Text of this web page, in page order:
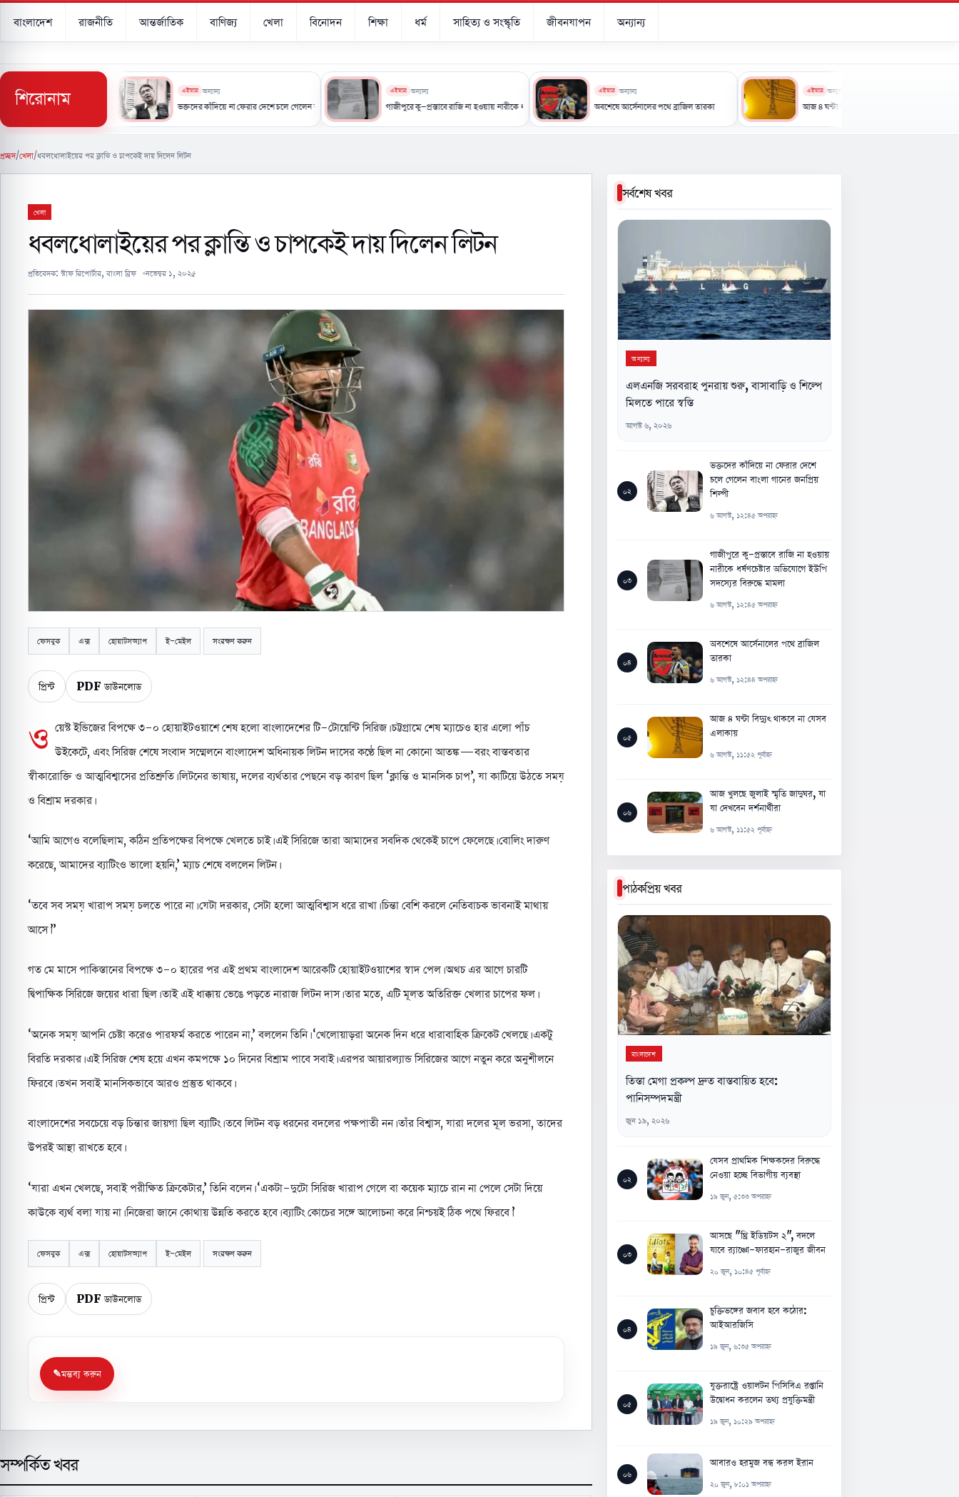
বাংলাদেশ রাজনীতি আন্তর্জাতিক বাণিজ্য খেলা বিনোদন শিক্ষা ধর্ম সাহিত্য ও সংস্কৃতি জীবনযাপন অন্যান্য
শিরোনাম
বাসাবাড়ি ও শিল্পে মিলতে পারে স্বস্তি
এইমাত্র অন্যান্য
ভক্তদের কাঁদিয়ে না ফেরার দেশে চলে গেলেন বাংলা গানের জনপ্রিয় শিল্পী
এইমাত্র অন্যান্য
গাজীপুরে কু-প্রস্তাবে রাজি না হওয়ায় নারীকে ধর্ষণচেষ্টার অভিযোগে ইউপি সদস্যের বিরুদ্ধে মামলা
এইমাত্র
অবশেষে আর্সেনালের পথে ব্রাজিল তারকা
এইমাত্র অন্যান্য
আজ ৪ ঘণ্টা বিদ্যুৎ থাকবে না যেসব এলাকায়
প্রচ্ছদ/খেলা/ধবলধোলাইয়ের পর ক্লান্তি ও চাপকেই দায় দিলেন লিটন
খেলা
ধবলধোলাইয়ের পর ক্লান্তি ও চাপকেই দায় দিলেন লিটন
প্রতিবেদক: স্টাফ রিপোর্টার, বাংলা ব্রিফ নভেম্বর ১, ২০২৫
ফেসবুক এক্স হোয়াটসঅ্যাপ ই-মেইল সংরক্ষণ করুন
প্রিন্ট PDF ডাউনলোড
ও য়েস্ট ইন্ডিজের বিপক্ষে ৩-০ হোয়াইটওয়াশে শেষ হলো বাংলাদেশের টি-টোয়েন্টি সিরিজ। চট্টগ্রামে শেষ ম্যাচেও হার এলো পাঁচ
উইকেটে, এবং সিরিজ শেষে সংবাদ সম্মেলনে বাংলাদেশ অধিনায়ক লিটন দাসের কণ্ঠে ছিল না কোনো আতঙ্ক—বরং বাস্তবতার
স্বীকারোক্তি ও আত্মবিশ্বাসের প্রতিশ্রুতি। লিটনের ভাষায়, দলের ব্যর্থতার পেছনে বড় কারণ ছিল ‘ক্লান্তি ও মানসিক চাপ’, যা কাটিয়ে উঠতে সময়
ও বিশ্রাম দরকার।
‘আমি আগেও বলেছিলাম, কঠিন প্রতিপক্ষের বিপক্ষে খেলতে চাই। এই সিরিজে তারা আমাদের সবদিক থেকেই চাপে ফেলেছে। বোলিং দারুণ
করেছে, আমাদের ব্যাটিংও ভালো হয়নি,’ ম্যাচ শেষে বললেন লিটন।
‘তবে সব সময় খারাপ সময় চলতে পারে না। যেটা দরকার, সেটা হলো আত্মবিশ্বাস ধরে রাখা। চিন্তা বেশি করলে নেতিবাচক ভাবনাই মাথায়
আসে।”
গত মে মাসে পাকিস্তানের বিপক্ষে ৩-০ হারের পর এই প্রথম বাংলাদেশ আরেকটি হোয়াইটওয়াশের স্বাদ পেল। অথচ এর আগে চারটি
দ্বিপাক্ষিক সিরিজে জয়ের ধারা ছিল। তাই এই ধাক্কায় ভেঙে পড়তে নারাজ লিটন দাস। তার মতে, এটি মূলত অতিরিক্ত খেলার চাপের ফল।
‘অনেক সময় আপনি চেষ্টা করেও পারফর্ম করতে পারেন না,’ বললেন তিনি। ‘খেলোয়াড়রা অনেক দিন ধরে ধারাবাহিক ক্রিকেট খেলছে। একটু
বিরতি দরকার। এই সিরিজ শেষ হয়ে এখন কমপক্ষে ১০ দিনের বিশ্রাম পাবে সবাই। এরপর আয়ারল্যান্ড সিরিজের আগে নতুন করে অনুশীলনে
ফিরবে। তখন সবাই মানসিকভাবে আরও প্রস্তুত থাকবে।
বাংলাদেশের সবচেয়ে বড় চিন্তার জায়গা ছিল ব্যাটিং। তবে লিটন বড় ধরনের বদলের পক্ষপাতী নন। তাঁর বিশ্বাস, যারা দলের মূল ভরসা, তাদের
উপরই আস্থা রাখতে হবে।
‘যারা এখন খেলছে, সবাই পরীক্ষিত ক্রিকেটার,’ তিনি বলেন। ‘একটা-দুটো সিরিজ খারাপ গেলে বা কয়েক ম্যাচে রান না পেলে সেটা দিয়ে
কাউকে ব্যর্থ বলা যায় না। নিজেরা জানে কোথায় উন্নতি করতে হবে। ব্যাটিং কোচের সঙ্গে আলোচনা করে নিশ্চয়ই ঠিক পথে ফিরবে।’
ফেসবুক এক্স হোয়াটসঅ্যাপ ই-মেইল সংরক্ষণ করুন
প্রিন্ট PDF ডাউনলোড
মন্তব্য করুন
সম্পর্কিত খবর
সর্বশেষ খবর
অন্যান্য
এলএনজি সরবরাহ পুনরায় শুরু, বাসাবাড়ি ও শিল্পে
মিলতে পারে স্বস্তি
আগস্ট ৬, ২০২৬
০২
ভক্তদের কাঁদিয়ে না ফেরার দেশে
চলে গেলেন বাংলা গানের জনপ্রিয়
শিল্পী
৬ আগস্ট, ১২:৪৫ অপরাহ্ন
০৩
গাজীপুরে কু-প্রস্তাবে রাজি না হওয়ায়
নারীকে ধর্ষণচেষ্টার অভিযোগে ইউপি
সদস্যের বিরুদ্ধে মামলা
৬ আগস্ট, ১২:৪৫ অপরাহ্ন
০৪
অবশেষে আর্সেনালের পথে ব্রাজিল
তারকা
৬ আগস্ট, ১২:৪৪ অপরাহ্ন
০৫
আজ ৪ ঘণ্টা বিদ্যুৎ থাকবে না যেসব
এলাকায়
৬ আগস্ট, ১১:৫২ পূর্বাহ্ন
০৬
আজ খুলছে জুলাই স্মৃতি জাদুঘর, যা
যা দেখবেন দর্শনার্থীরা
৬ আগস্ট, ১১:৫২ পূর্বাহ্ন
পাঠকপ্রিয় খবর
বাংলাদেশ
তিস্তা মেগা প্রকল্প দ্রুত বাস্তবায়িত হবে:
পানিসম্পদমন্ত্রী
জুন ১৯, ২০২৬
০২
যেসব প্রাথমিক শিক্ষকদের বিরুদ্ধে
নেওয়া হচ্ছে বিভাগীয় ব্যবস্থা
১৯ জুন, ৫:৩৩ অপরাহ্ন
০৩
আসছে "থ্রি ইডিয়টস ২", বদলে
যাবে র‍্যাঞ্চো-ফারহান-রাজুর জীবন
২০ জুন, ১০:৪৫ পূর্বাহ্ন
০৪
চুক্তিভঙ্গের জবাব হবে কঠোর:
আইআরজিসি
১৯ জুন, ৬:৩৫ অপরাহ্ন
০৫
যুক্তরাষ্ট্রে ওয়ালটন পিসিবিএ রপ্তানি
উদ্বোধন করলেন তথ্য প্রযুক্তিমন্ত্রী
১৯ জুন, ১০:২৯ অপরাহ্ন
০৬
আবারও হরমুজ বন্ধ করল ইরান
২০ জুন, ৮:০১ অপরাহ্ন